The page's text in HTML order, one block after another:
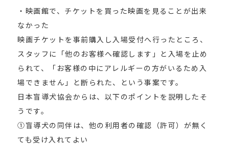
・映画館で、チケットを買った映画を見ることが出来
なかった
映画チケットを事前購入し入場受付へ行ったところ、
スタッフに「他のお客様へ確認します」と入場を止め
られて、「お客様の中にアレルギーの方がいるため入
場できません」と断られた、という事案です。
日本盲導犬協会からは、以下のポイントを説明したそ
うです。
①盲導犬の同伴は、他の利用者の確認（許可）が無く
ても受け入れてよい